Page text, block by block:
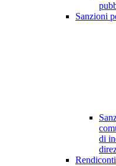
Sanzioni
di